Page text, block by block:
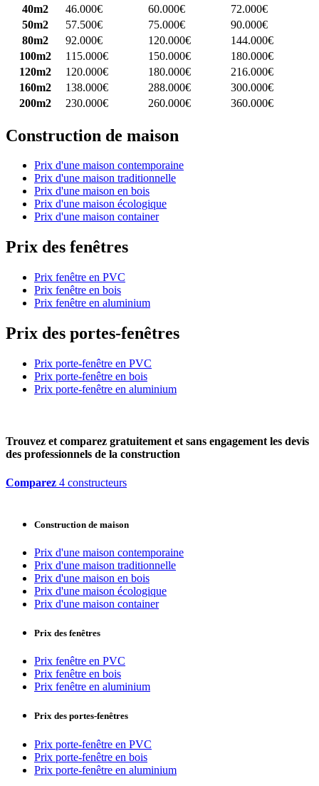
40m2
46.000€ 60.000€
72.000€
50m2
57.500€ 75.000€
90.000€
80m2
92.000€ 120.000€
144.000€
100m2
115.000€ 150.000€
180.000€
120m2
120.000€ 180.000€
216.000€
160m2
138.000€ 288.000€
300.000€
200m2
230.000€ 260.000€ 360.000€
Construction de maison
Prix d'une maison contemporaine
Prix d'une maison traditionnelle
Prix d'une maison en bois
Prix d'une maison écologique
Prix d'une maison container
Prix des fenêtres
Prix fenêtre en PVC
Prix fenêtre en bois
Prix fenêtre en aluminium
Prix des portes-fenêtres
Prix porte-fenêtre en PVC
Prix porte-fenêtre en bois
Prix porte-fenêtre en aluminium
Trouvez et comparez gratuitement et sans engagement les devis
des professionnels de la construction
Comparez 4 constructeurs
Construction de maison
Prix d'une maison contemporaine
Prix d'une maison traditionnelle
Prix d'une maison en bois
Prix d'une maison écologique
Prix d'une maison container
Prix des fenêtres
Prix fenêtre en PVC
Prix fenêtre en bois
Prix fenêtre en aluminium
Prix des portes-fenêtres
Prix porte-fenêtre en PVC
Prix porte-fenêtre en bois
Prix porte-fenêtre en aluminium